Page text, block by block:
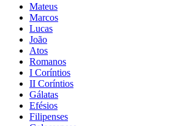
Mateus
Marcos
Lucas
João
Atos
Romanos
I Coríntios
II Coríntios
Gálatas
Efésios
Filipenses